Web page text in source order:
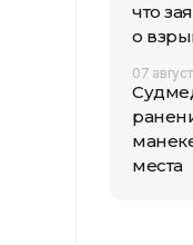
что
о
07
места